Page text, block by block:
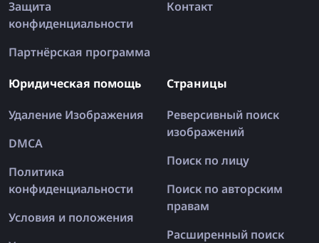
Защита
конфиденциальности
Партнёрская программа
Контакт
Юридическая помощь
Удаление Изображения
DMCA
Политика
конфиденциальности
Условия и положения
Страницы
Реверсивный поиск
изображений
Поиск по лицу
Поиск по авторским
правам
Расширенный поиск